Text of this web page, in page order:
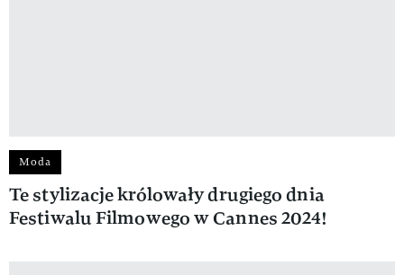
Moda
Te stylizacje królowały drugiego dnia
Festiwalu Filmowego w Cannes 2024!